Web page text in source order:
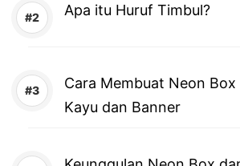
Apa itu Huruf Timbul?
Cara Membuat Neon
Kayu dan Banner